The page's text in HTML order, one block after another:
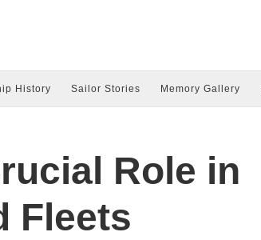
History Sailor Stories Memory Gallery
Role in
Fleets